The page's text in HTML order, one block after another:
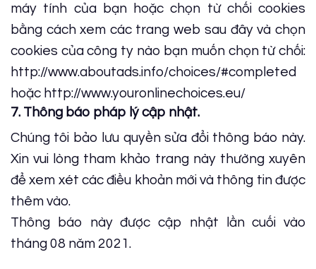
máy tính của bạn hoặc chọn từ chối cookies
bằng cách xem các trang web sau đây và chọn
cookies của công ty nào bạn muốn chọn từ chối:
http://www.aboutads.info/choices/#completed
hoặc http://www.youronlinechoices.eu/
7. Thông báo pháp lý cập nhật.
Chúng tôi bảo lưu quyền sửa đổi thông báo này.
Xin vui lòng tham khảo trang này thường xuyên
để xem xét các điều khoản mới và thông tin được
thêm vào.
Thông báo này được cập nhật lần cuối vào
tháng 08 năm 2021.